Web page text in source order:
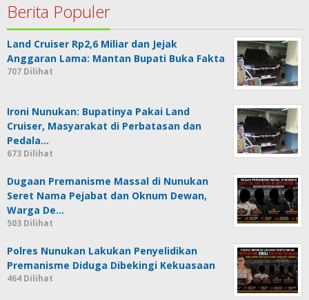
Berita Populer
Land Cruiser Rp2,6 Miliar dan Jejak
Anggaran Lama: Mantan Bupati Buka Fakta
707 Dilihat
Ironi Nunukan: Bupatinya Pakai Land
Cruiser, Masyarakat di Perbatasan dan
Pedala…
673 Dilihat
Dugaan Premanisme Massal di Nunukan
Seret Nama Pejabat dan Oknum Dewan,
Warga De…
503 Dilihat
Polres Nunukan Lakukan Penyelidikan
Premanisme Diduga Dibekingi Kekuasaan
464 Dilihat